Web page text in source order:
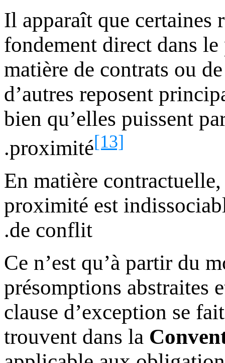
Il apparaît que
fondement direct dans
matière de contrats ou
d’autres reposent
bien qu’elles puissent
proximité[13]
.
-En matière
proximité est
de conflit.
Ce n’est qu’à partir du
présomptions abstraites
clause d’exception se
trouvent dans la